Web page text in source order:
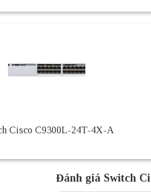
Cisco C9300L-24T-4X-A
Đánh giá Switch